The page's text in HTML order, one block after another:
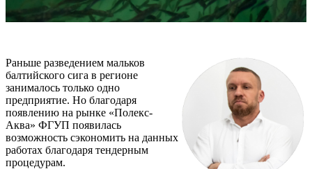
Раньше разведением мальков
балтийского сига в регионе
занималось только одно
предприятие. Но благодаря
появлению на рынке «Полекс-
Аква» ФГУП появилась
возможность сэкономить на данных
работах благодаря тендерным
процедурам.